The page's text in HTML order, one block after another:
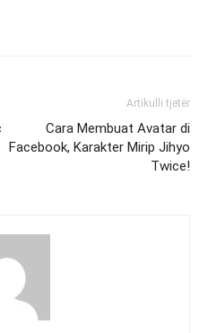
Artikulli tjetër
Cara Membuat Avatar di
Facebook, Karakter Mirip Jihyo
Twice!